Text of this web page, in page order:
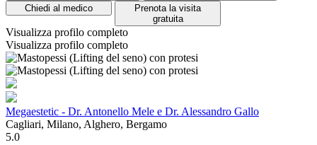
Chiedi al medico
Prenota la visita
gratuita
Visualizza profilo completo
Visualizza profilo completo
Megaestetic - Dr. Antonello Mele e Dr. Alessandro Gallo
Cagliari, Milano, Alghero, Bergamo
5.0